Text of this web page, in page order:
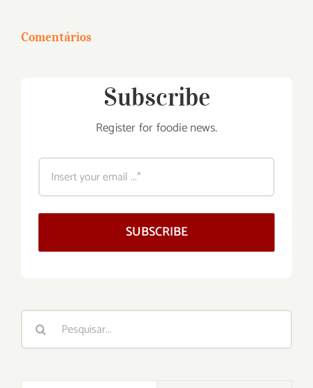
Comentários
Subscribe
Register for foodie news.
SUBSCRIBE
Buscar
resultados